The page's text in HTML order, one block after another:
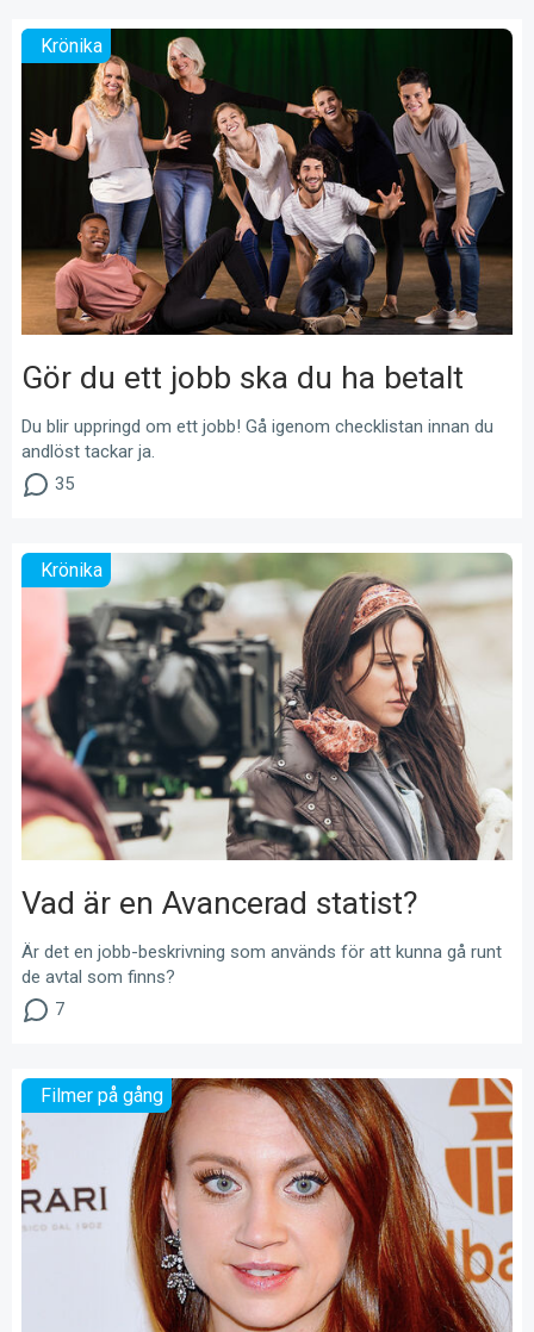
Gör du ett jobb ska du ha betalt
Krönika
Du blir uppringd om ett jobb! Gå igenom checklistan innan du
andlöst tackar ja.
35
Vad är en Avancerad statist?
Krönika
Är det en jobb-beskrivning som används för att kunna gå runt
de avtal som finns?
7
Filmer på gång